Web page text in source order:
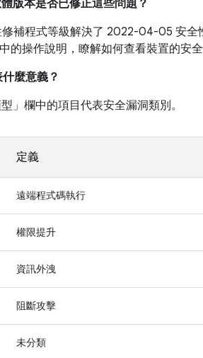
版本是否已修正這些問題？
補程式等級解決了 2022-04-05 安全
中的操作說明，瞭解如何查看裝置的安全
麼意義？
」 欄中的項目代表安全漏洞類別。
定義
遠端程式碼執行
權限提升
資訊外洩
阻斷攻擊
未分類